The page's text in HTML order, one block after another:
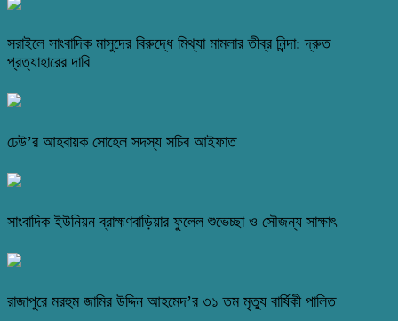
সরাইলে সাংবাদিক মাসুদের বিরুদ্ধে মিথ্যা মামলার তীব্র নিন্দা: দ্রুত
প্রত্যাহারের দাবি
ঢেউ’র আহবায়ক সোহেল সদস্য সচিব আইফাত
সাংবাদিক ইউনিয়ন ব্রাহ্মণবাড়িয়ার ফুলেল শুভেচ্ছা ও সৌজন্য সাক্ষাৎ
রাজাপুরে মরহুম জামির উদ্দিন আহমেদ’র ৩১ তম মৃত্যু বার্ষিকী পালিত